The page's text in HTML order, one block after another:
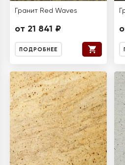
Гранит Red Waves
от 21 841 ₽
ПОДРОБНЕЕ